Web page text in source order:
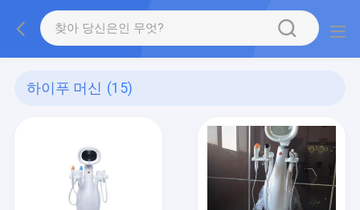
하이푸 머신 (15)